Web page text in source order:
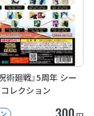
術廻戦』5周年 シー
レクション